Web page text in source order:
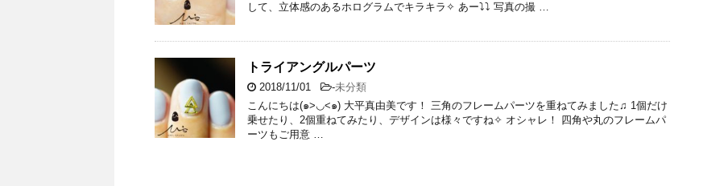
して、立体感のあるホログラムでキラキラ✧ あー⤵︎⤵︎ 写真の撮 …
トライアングルパーツ
2018/11/01 -未分類
こんにちは(๑>◡<๑) 大平真由美です！ 三角のフレームパーツを重ねてみました♫ 1個だけ
乗せたり、2個重ねてみたり、デザインは様々ですね✧ オシャレ！ 四角や丸のフレームパ
ーツもご用意 …